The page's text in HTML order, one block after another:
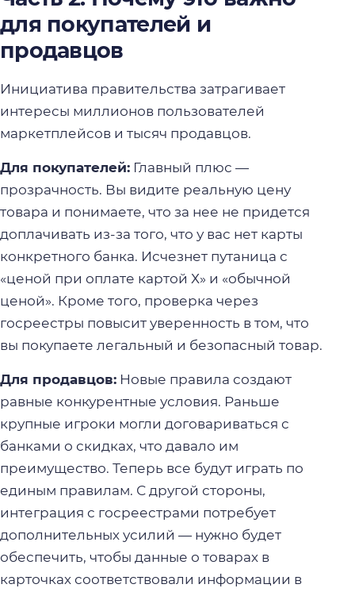
для покупателей и
продавцов
Инициатива правительства затрагивает
интересы миллионов пользователей
маркетплейсов и тысяч продавцов.
Для покупателей: Главный плюс —
прозрачность. Вы видите реальную цену
товара и понимаете, что за нее не придется
доплачивать из-за того, что у вас нет карты
конкретного банка. Исчезнет путаница с
«ценой при оплате картой Х» и «обычной
ценой». Кроме того, проверка через
госреестры повысит уверенность в том, что
вы покупаете легальный и безопасный товар.
Для продавцов: Новые правила создают
равные конкурентные условия. Раньше
крупные игроки могли договариваться с
банками о скидках, что давало им
преимущество. Теперь все будут играть по
единым правилам. С другой стороны,
интеграция с госреестрами потребует
дополнительных усилий — нужно будет
обеспечить, чтобы данные о товарах в
карточках соответствовали информации в